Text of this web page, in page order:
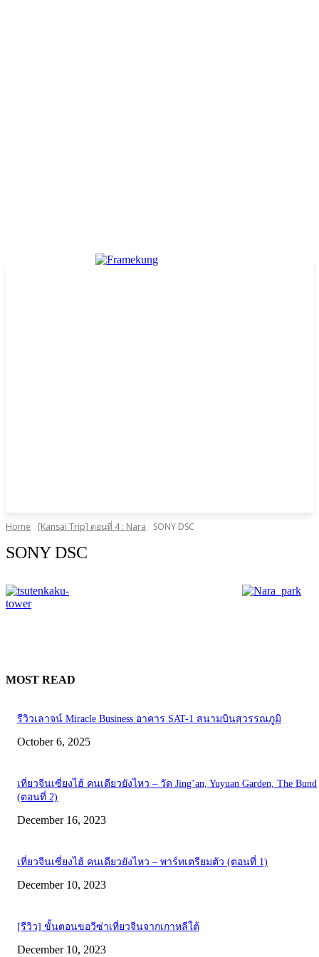
Home [Kansai Trip] ตอนที่ 4 : Nara SONY DSC
SONY DSC
MOST READ
รีวิวเลาจน์ Miracle Business อาคาร SAT-1 สนามบินสุวรรณภูมิ
October 6, 2025
เที่ยวจีนเซี่ยงไฮ้ คนเดียวยังไหว – วัด Jing’an, Yuyuan Garden, The Bund
(ตอนที่ 2)
December 16, 2023
เที่ยวจีนเซี่ยงไฮ้ คนเดียวยังไหว – พาร์ทเตรียมตัว (ตอนที่ 1)
December 10, 2023
[รีวิว] ขั้นตอนขอวีซ่าเที่ยวจีนจากเกาหลีใต้
December 10, 2023